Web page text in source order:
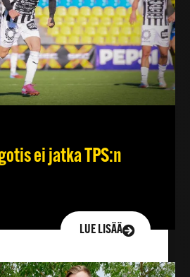
ei jatka TPS:n
LUE LISÄÄ